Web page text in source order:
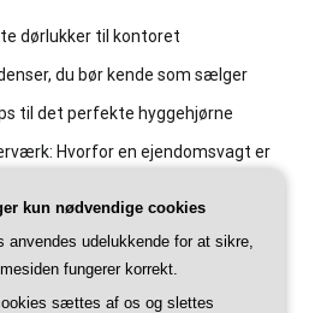
dørlukker til kontoret
du bør kende som sælger
til det perfekte hyggehjørne
Hvorfor en ejendomsvagt er
kun nødvendige cookies
anvendes udelukkende for at sikre,
fungerer korrekt.
sættes af os og slettes